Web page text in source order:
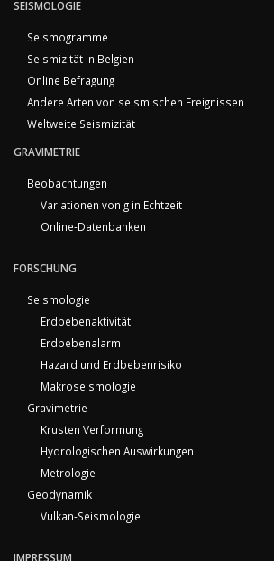
SEISMOLOGIE
Seismogramme
Seismizität in Belgien
Online Befragung
Andere Arten von seismischen Ereignissen
Weltweite Seismizität
GRAVIMETRIE
Beobachtungen
Variationen von g in Echtzeit
Online-Datenbanken
FORSCHUNG
Seismologie
Erdbebenaktivität
Erdbebenalarm
Hazard und Erdbebenrisiko
Makroseismologie
Gravimetrie
Krusten Verformung
Hydrologischen Auswirkungen
Metrologie
Geodynamik
Vulkan-Seismologie
IMPRESSUM